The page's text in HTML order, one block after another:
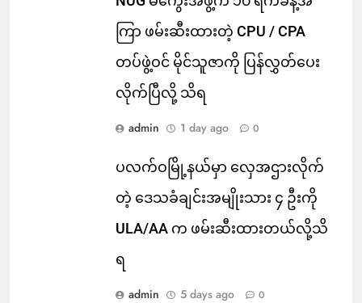
ကြာ ဖမ်းဆီးထားတဲ့ CPU / CPA
တပ်ဖွဲ့ဝင် မိုင်သူဇာကို ပြန်လွှတ်ပေး
လိုက်ပြီလို့ သိရ
admin 1 day ago 0
ပလက်ဝမြို့နယ်မှာ လှေအဌားလိုက်
တဲ့ ဒေသခံချင်းအမျိုးသား ၄ ဦးကို
ULA/AA က ဖမ်းဆီးထားတယ်လို့သိ
ရ
admin 5 days ago 0